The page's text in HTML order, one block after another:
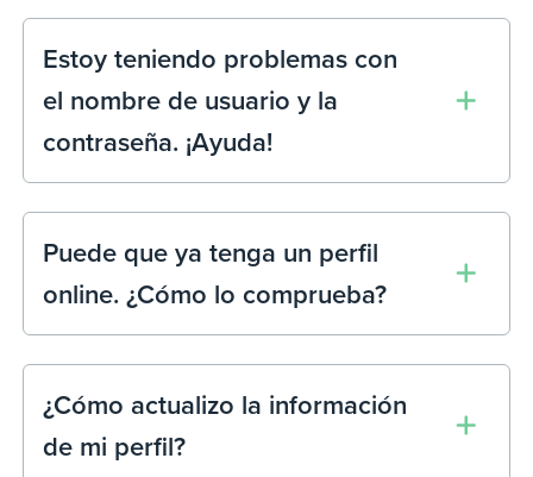
Estoy teniendo problemas con
el nombre de usuario y la
contraseña. ¡Ayuda!
Puede que ya tenga un perfil
online. ¿Cómo lo comprueba?
¿Cómo actualizo la información
de mi perfil?